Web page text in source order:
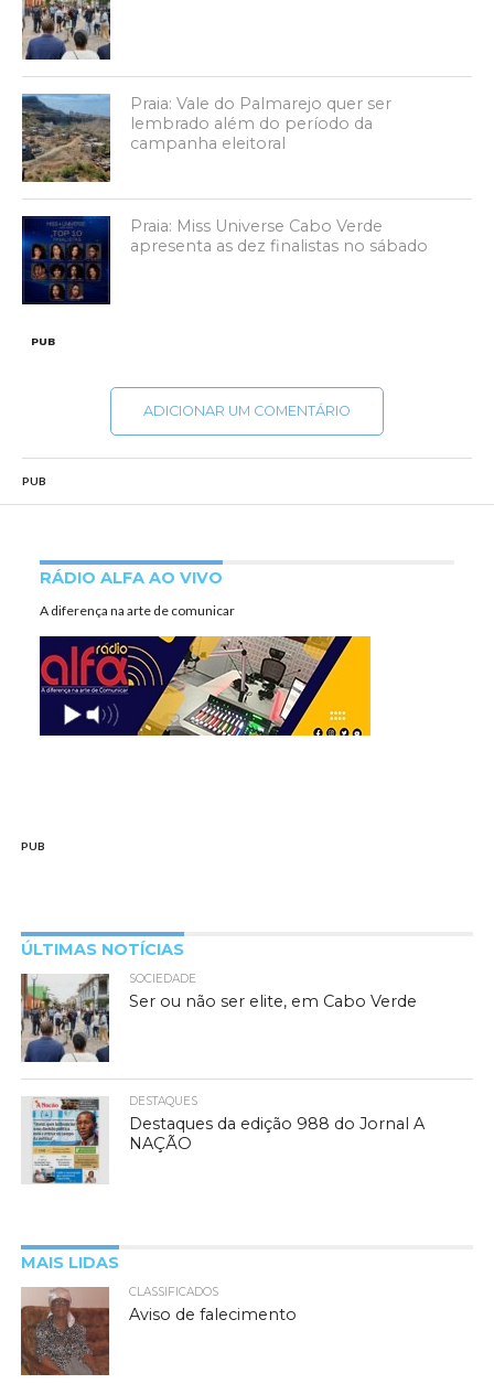
Praia: Vale do Palmarejo quer ser
lembrado além do período da
campanha eleitoral
Praia: Miss Universe Cabo Verde
apresenta as dez finalistas no sábado
PUB
ADICIONAR UM COMENTÁRIO
PUB
RÁDIO ALFA AO VIVO
A diferença na arte de comunicar
PUB
ÚLTIMAS NOTÍCIAS
SOCIEDADE
Ser ou não ser elite, em Cabo Verde
DESTAQUES
Destaques da edição 988 do Jornal A
NAÇÃO
MAIS LIDAS
CLASSIFICADOS
Aviso de falecimento